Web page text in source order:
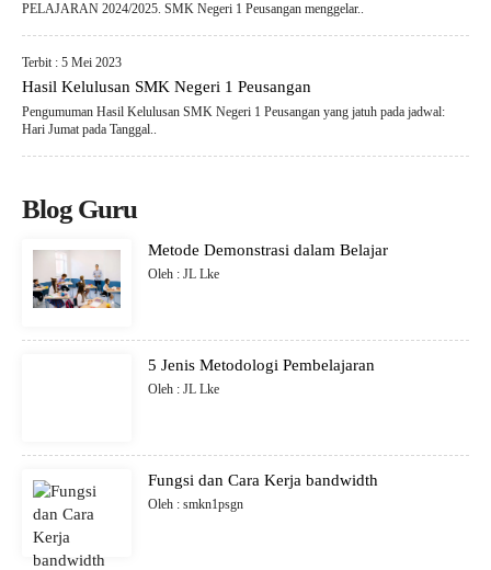
PELAJARAN 2024/2025. SMK Negeri 1 Peusangan menggelar..
Terbit : 5 Mei 2023
Hasil Kelulusan SMK Negeri 1 Peusangan
Pengumuman Hasil Kelulusan SMK Negeri 1 Peusangan yang jatuh pada jadwal:
Hari Jumat pada Tanggal..
Blog Guru
Metode Demonstrasi dalam Belajar
Oleh : JL Lke
5 Jenis Metodologi Pembelajaran
Oleh : JL Lke
Fungsi dan Cara Kerja bandwidth
Oleh : smkn1psgn